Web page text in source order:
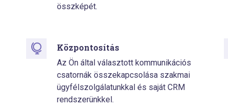
összképét.
Központosítás
Az Ön által választott kommunikációs
csatornák összekapcsolása szakmai
ügyfélszolgálatunkkal és saját CRM
rendszerünkkel.